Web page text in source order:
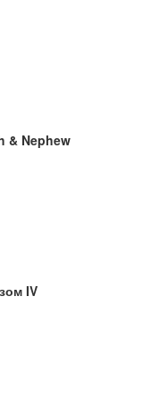
& Nephew
IV